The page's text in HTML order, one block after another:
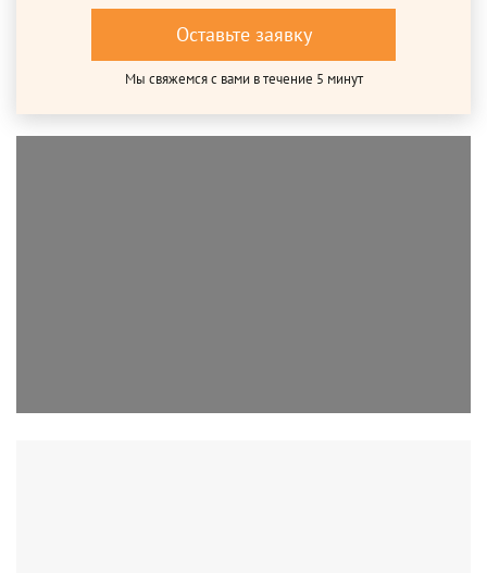
Оставьте заявку
Мы свяжемся с вами в течение 5 минут